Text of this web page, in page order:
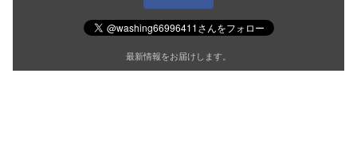
最新情報をお届けします。